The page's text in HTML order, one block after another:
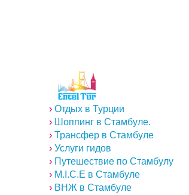
› Отдых в Турции
› Шоппинг в Стамбуле.
› Трансфер в Стамбуле
› Услуги гидов
› Путешествие по Стамбулу
› M.I.C.E в Стамбуле
› ВНЖ в Стамбуле